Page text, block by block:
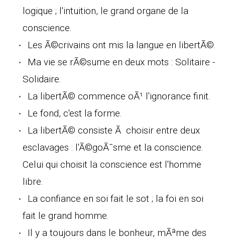
logique ; l'intuition, le grand organe de la
conscience.
Les Ã©crivains ont mis la langue en libertÃ©.
Ma vie se rÃ©sume en deux mots : Solitaire -
Solidaire.
La libertÃ© commence oÃ¹ l'ignorance finit.
Le fond, c'est la forme.
La libertÃ© consiste Ã choisir entre deux
esclavages : l'Ã©goÃ¯sme et la conscience.
Celui qui choisit la conscience est l'homme
libre.
La confiance en soi fait le sot ; la foi en soi
fait le grand homme.
Il y a toujours dans le bonheur, mÃªme des